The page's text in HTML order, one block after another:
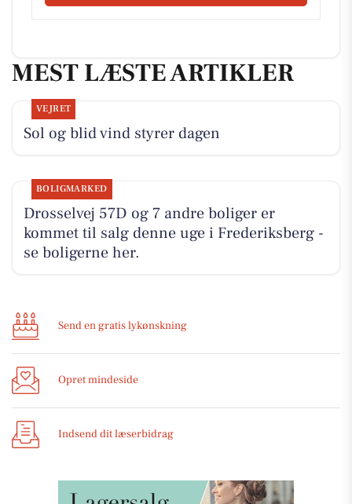
MEST LÆSTE ARTIKLER
VEJRET
Sol og blid vind styrer dagen
BOLIGMARKED
Drosselvej 57D og 7 andre boliger er
kommet til salg denne uge i Frederiksberg -
se boligerne her.
Send en gratis lykønskning
Opret mindeside
Indsend dit læserbidrag